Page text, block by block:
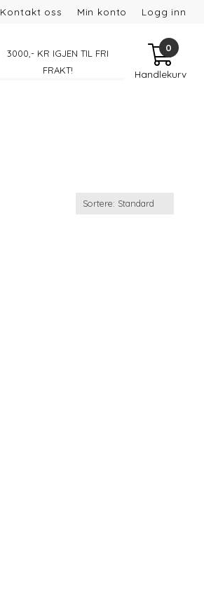
Kontakt oss Min konto Logg inn
3000 ,- KR IGJEN TIL FRI
FRAKT!
0
Handlekurv